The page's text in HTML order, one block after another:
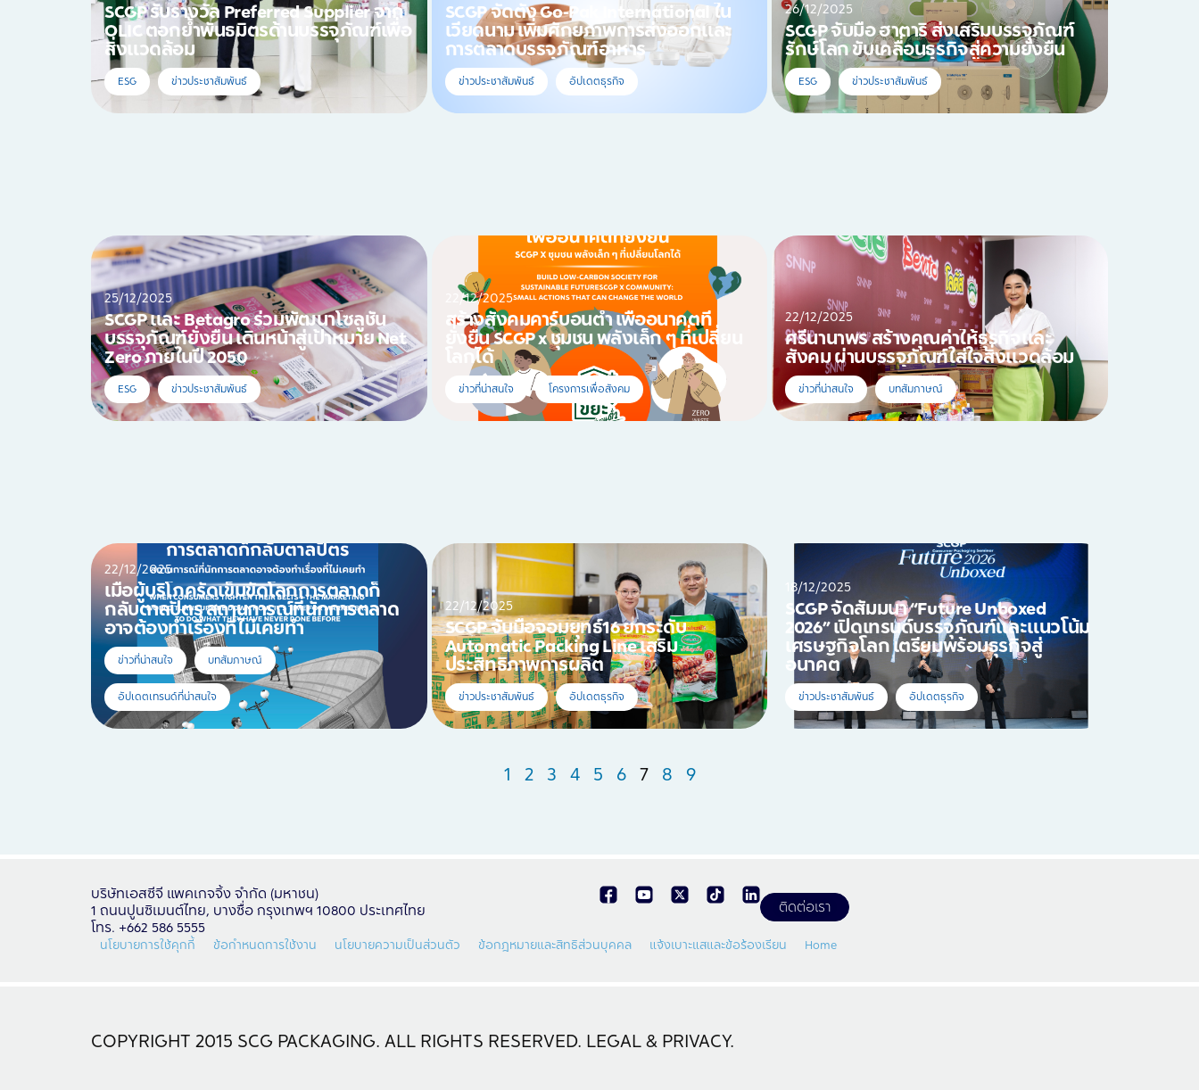
SCGP รับรางวัล Preferred Supplier จาก
OLIC ตอกย้ำพันธมิตรด้านบรรจุภัณฑ์เพื่อ
สิ่งแวดล้อม
ESG ข่าวประชาสัมพันธ์
SCGP จัดตั้ง Go-Pak International ใน
เวียดนาม เพิ่มศักยภาพการส่งออกและ
การตลาดบรรจุภัณฑ์อาหาร
ข่าวประชาสัมพันธ์ อัปเดตธุรกิจ
26/12/2025
SCGP จับมือ ฮาตาริ ส่งเสริมบรรจุภัณฑ์
รักษ์โลก ขับเคลื่อนธุรกิจสู่ความยั่งยืน
ESG ข่าวประชาสัมพันธ์
25/12/2025
SCGP และ Betagro ร่วมพัฒนาโซลูชัน
บรรจุภัณฑ์ยั่งยืน เดินหน้าสู่เป้าหมาย Net
Zero ภายในปี 2050
ESG ข่าวประชาสัมพันธ์
22/12/2025
สร้างสังคมคาร์บอนต่ำ เพื่ออนาคตที่
ยั่งยืน SCGP x ชุมชน พลังเล็ก ๆ ที่เปลี่ยน
โลกได้
ข่าวที่น่าสนใจ โครงการเพื่อสังคม
22/12/2025
ศรีนานาพร สร้างคุณค่าให้ธุรกิจและ
สังคม ผ่านบรรจุภัณฑ์ใส่ใจสิ่งแวดล้อม
ข่าวที่น่าสนใจ บทสัมภาษณ์
22/12/2025
เมื่อผู้บริโภครัดเข็มขัดโลกการตลาดก็
กลับตาลปัตร สถานการณ์ที่นักการตลาด
อาจต้องทำเรื่องที่ไม่เคยทำ
ข่าวที่น่าสนใจ บทสัมภาษณ์
อัปเดตเทรนด์ที่น่าสนใจ
22/12/2025
SCGP จับมือจอมยุทธ์16 ยกระดับ
Automatic Packing Line เสริม
ประสิทธิภาพการผลิต
ข่าวประชาสัมพันธ์ อัปเดตธุรกิจ
18/12/2025
SCGP จัดสัมมนา “Future Unboxed
2026” เปิดเทรนด์บรรจุภัณฑ์และแนวโน้ม
เศรษฐกิจโลก เตรียมพร้อมธุรกิจสู่
อนาคต
ข่าวประชาสัมพันธ์ อัปเดตธุรกิจ
1 2 3 4 5 6 7 8 9
บริษัทเอสซีจี แพคเกจจิ้ง จำกัด (มหาชน)
1 ถนนปูนซิเมนต์ไทย, บางซื่อ กรุงเทพฯ 10800 ประเทศไทย
โทร. +662 586 5555
ติดต่อเรา
นโยบายการใช้คุกกี้ ข้อกำหนดการใช้งาน นโยบายความเป็นส่วนตัว ข้อกฎหมายและสิทธิส่วนบุคคล แจ้งเบาะแสและข้อร้องเรียน Home
COPYRIGHT 2015 SCG PACKAGING. ALL RIGHTS RESERVED. LEGAL & PRIVACY.